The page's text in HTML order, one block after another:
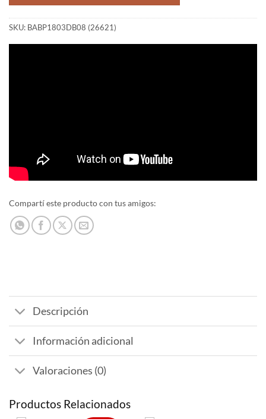
SKU: BABP1803DB08 (26621)
Compartí este producto con tus amigos:
Descripción
Información adicional
Valoraciones (0)
Productos Relacionados